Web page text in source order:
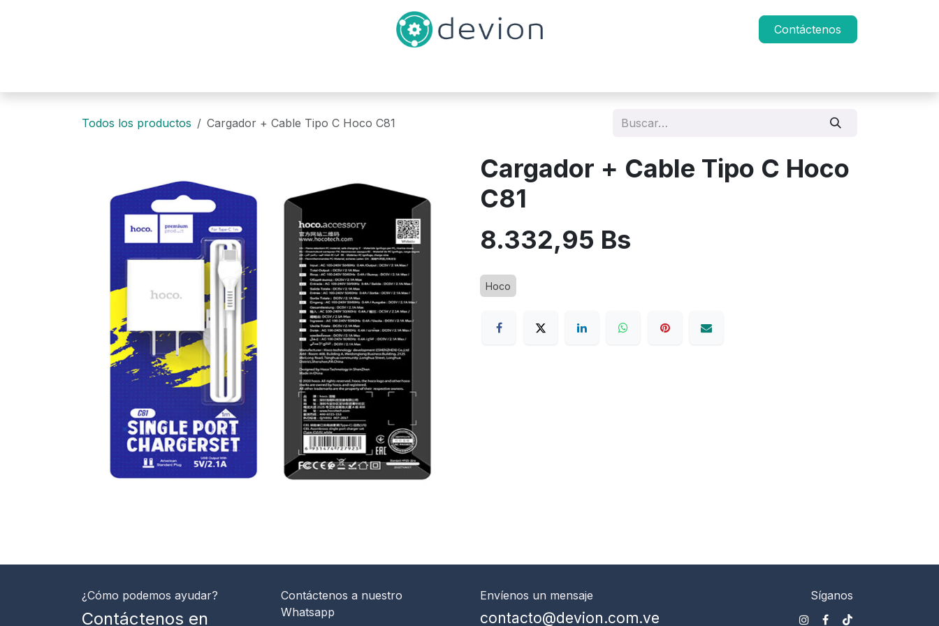
Contáctenos
Todos los productos Cargador + Cable Tipo C Hoco C81
Cargador + Cable Tipo C Hoco
C81
8.332,95 Bs
Hoco
¿Cómo podemos ayudar?
Contáctenos en
Contáctenos a nuestro
Whatsapp
Envíenos un mensaje
contacto@devion.com.ve
Síganos